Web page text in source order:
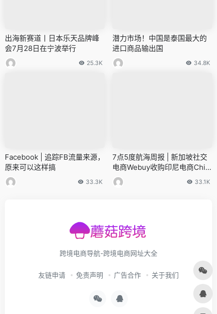
出海新赛道丨日本乐天品牌峰
会7月28日在宁波举行
25.3K
潜力市场！中国是泰国最大的
进口商品输出国
34.8K
Facebook | 追踪FB流量来源，
原来可以这样搞
33.3K
7点5度航海周报 | 新加坡社交
电商Webuy收购印尼电商Chili
beli；新加坡智能锁公司iglooc
ompany获B轮融资
33.1K
跨境电商导航-跨境电商网址大全
友链申请 免责声明 广告合作 关于我们